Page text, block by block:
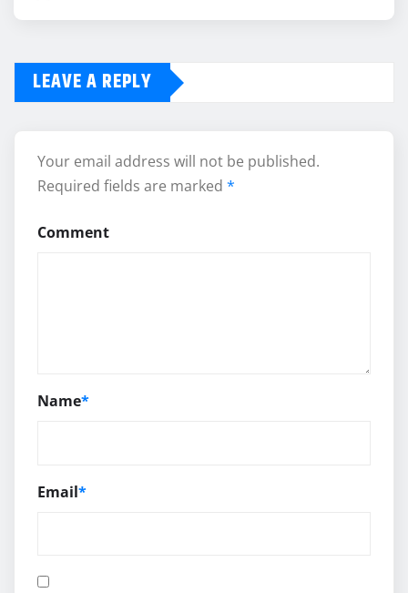
LEAVE A REPLY
Your email address will not be published.
Required fields are marked *
Comment
Name*
Email*